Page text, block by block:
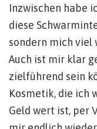
Inzwischen habe
diese
sondern mich
Auch ist mir klar
zielführend sein
Kosmetik, die ich
Geld wert ist, per